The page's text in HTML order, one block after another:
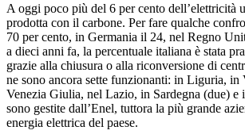
A oggi poco più del 6 per cento dell’elettricità
prodotta con il carbone. Per fare qualche
70 per cento, in Germania il 24, nel Regno
a dieci anni fa, la percentuale italiana è stata
grazie alla chiusura o alla riconversione di
ne sono ancora sette funzionanti: in Liguria, in
Venezia Giulia, nel Lazio, in Sardegna (due) e
sono gestite dall’Enel, tuttora la più grande
energia elettrica del paese.